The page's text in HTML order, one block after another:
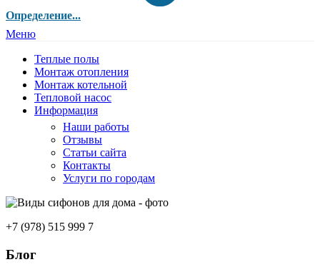
Определение...
Меню
Теплые полы
Монтаж отопления
Монтаж котельной
Тепловой насос
Информация
Наши работы
Отзывы
Статьи сайта
Контакты
Услуги по городам
+7 (978) 515 999 7
Блог